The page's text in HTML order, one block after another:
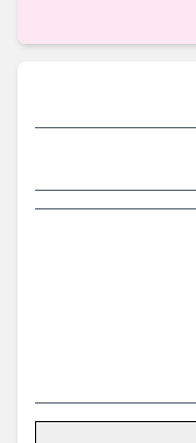
ﻧﻤﻴﺸﻪ ﺳﺎﻗﻪ از